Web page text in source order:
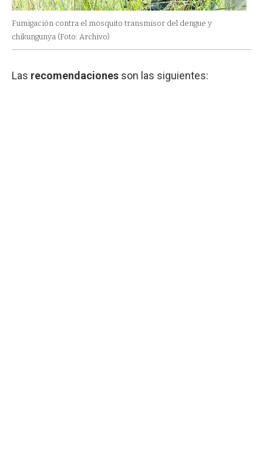
Fumigación contra el mosquito transmisor del dengue y
chikungunya (Foto: Archivo)
Las recomendaciones son las siguientes: